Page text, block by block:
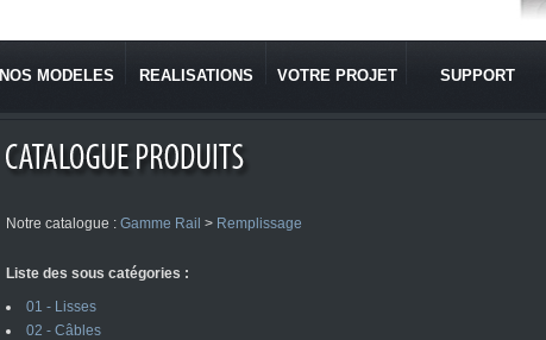
NOS MODELES REALISATIONS VOTRE PROJET SUPPORT
Notre catalogue : Gamme Rail > Remplissage
Liste des sous catégories :
01 - Lisses
02 - Câbles